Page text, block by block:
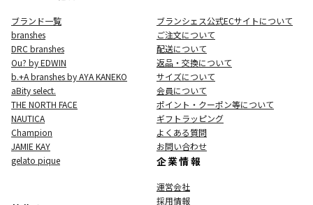
ブランド一覧
branshes
DRC branshes
Ou? by EDWIN
b.+A branshes by AYA KANEKO
aBity select.
THE NORTH FACE
NAUTICA
Champion
JAMIE KAY
gelato pique
ブランシェス公式ECサイトについて
ご注文について
配送について
返品・交換について
サイズについて
会員について
ポイント・クーポン等について
ギフトラッピング
よくある質問
お問い合わせ
企業情報
運営会社
採用情報